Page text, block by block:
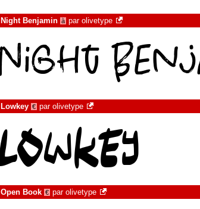
Night Benjamin à par olivetype
Lowkey € par olivetype
Open Book € par olivetype